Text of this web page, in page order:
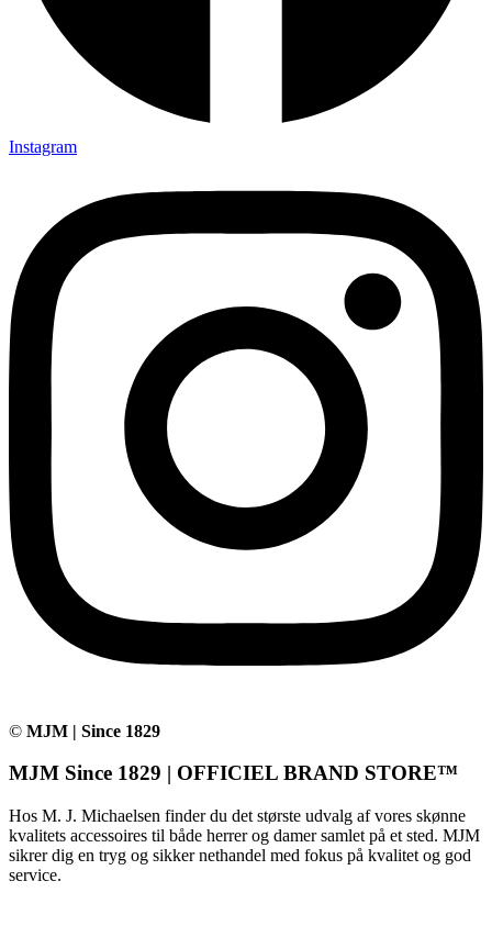
Instagram
© MJM | Since 1829
MJM Since 1829 | OFFICIEL BRAND STORE™
Hos M. J. Michaelsen finder du det største udvalg af vores skønne
kvalitets accessoires til både herrer og damer samlet på et sted. MJM
sikrer dig en tryg og sikker nethandel med fokus på kvalitet og god
service.